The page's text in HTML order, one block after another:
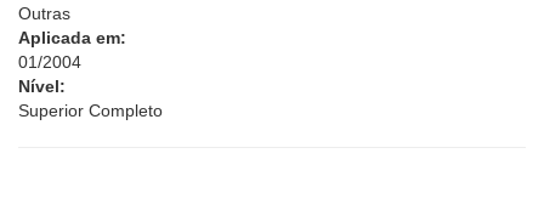
Outras
Aplicada em:
01/2004
Nível:
Superior Completo